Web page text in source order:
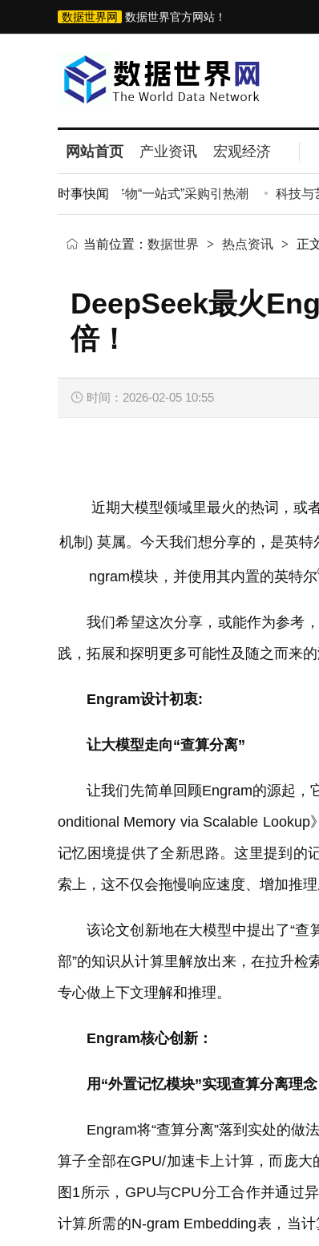
数据世界网 数据世界官方网站！
网站首页 产业资讯 宏观经济
时事快闻
动启幕 全球好物“一站式”采购引热潮 科技与艺
当前位置： 数据世界 > 热点资讯 > 正
DeepSeek最火
倍！
时间：2026-02-05 10:55
近期大模型领域里最火的热词，或
机制) 莫属。今天我们想分享的，是英
ngram模块，并使用其内置的英特尔
我们希望这次分享，或能作为参考
践，拓展和探明更多可能性及随之而来的
Engram设计初衷:
让大模型走向“查算分离”
让我们先简单回顾Engram的源起，
onditional Memory via Scalable
记忆困境提供了全新思路。这里提到的
索上，这不仅会拖慢响应速度、增加推
该论文创新地在大模型中提出了“查
部”的知识从计算里解放出来，在拉升
专心做上下文理解和推理。
Engram核心创新：
用“外置记忆模块”实现查算分离理念
Engram将“查算分离”落到实处的做
算子全部在GPU/加速卡上计算，而庞
图1所示，GPU与CPU分工合作并通过
计算所需的N-gram Embedding表，当